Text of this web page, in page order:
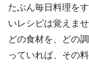
たぶん毎日料理を
いレシピは覚えませ
どの食材を、どの
っていれば、その